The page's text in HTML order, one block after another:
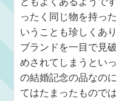
ったく同じ物を持っ
いうことも珍しくあ
ブランドを一目で見
めされてしまうとい
の結婚記念の品なの
てはたまったもので